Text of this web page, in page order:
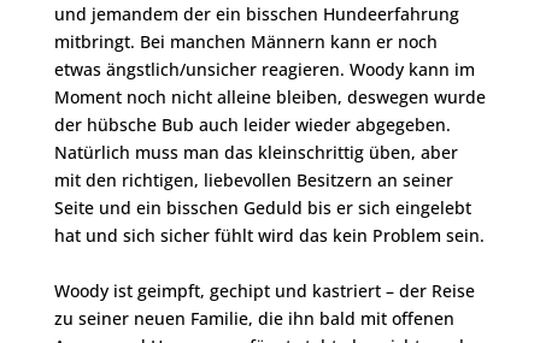
und jemandem der ein bisschen Hundeerfahrung
mitbringt. Bei manchen Männern kann er noch
etwas ängstlich/unsicher reagieren. Woody kann im
Moment noch nicht alleine bleiben, deswegen wurde
der hübsche Bub auch leider wieder abgegeben.
Natürlich muss man das kleinschrittig üben, aber
mit den richtigen, liebevollen Besitzern an seiner
Seite und ein bisschen Geduld bis er sich eingelebt
hat und sich sicher fühlt wird das kein Problem sein.
Woody ist geimpft, gechipt und kastriert – der Reise
zu seiner neuen Familie, die ihn bald mit offenen